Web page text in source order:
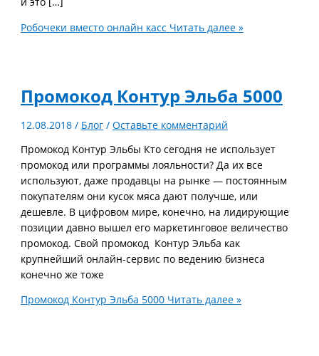
Робочеки вместо онлайн касс Читать далее »
Промокод Контур Эльба 5000
12.08.2018/ Блог /Оставьте комментарий
Промокод Контур Эльбы Кто сегодня не использует
промокод или программы лояльности? Да их все
используют, даже продавцы на рынке — постоянным
покупателям они кусок мяса дают получше, или
дешевле. В цифровом мире, конечно, на лидирующие
позиции давно вышел его маркетинговое величество
промокод. Свой промокод Контур Эльба как
крупнейший онлайн-сервис по ведению бизнеса
конечно же тоже
Промокод Контур Эльба 5000 Читать далее »